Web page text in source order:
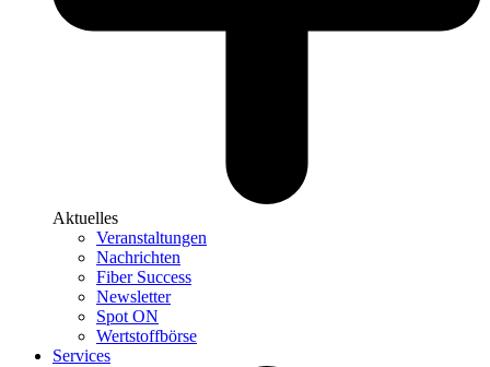
Aktuelles
Veranstaltungen
Nachrichten
Fiber Success
Newsletter
Spot ON
Wertstoffbörse
Services